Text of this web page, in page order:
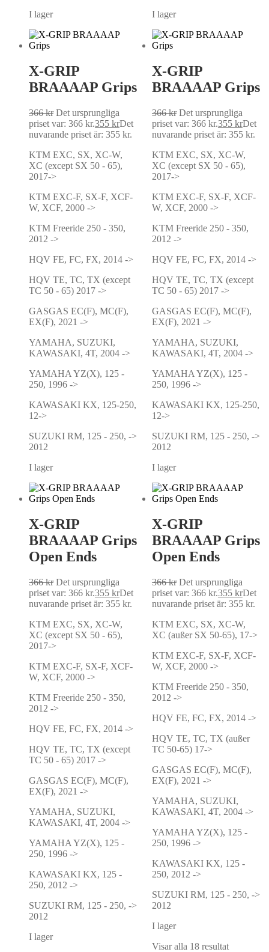
I lager I lager
X-GRIP
BRAAAAP Grips
366kr Det ursprungliga
priset var: 366 kr.355 krDet
nuvarande priset är: 355 kr.
KTM EXC, SX, XC-W,
XC (except SX 50 - 65),
2017->
KTM EXC-F, SX-F, XCF-
W, XCF, 2000 ->
KTM Freeride 250 - 350,
2012 ->
HQV FE, FC, FX, 2014 ->
HQV TE, TC, TX (except
TC 50 - 65) 2017 ->
GASGAS EC(F), MC(F),
EX(F), 2021 ->
YAMAHA, SUZUKI,
KAWASAKI, 4T, 2004 ->
YAMAHA YZ(X), 125 -
250, 1996 ->
KAWASAKI KX, 125-250,
12->
SUZUKI RM, 125 - 250, ->
2012
I lager
X-GRIP
BRAAAAP Grips
366kr Det ursprungliga
priset var: 366 kr.355 krDet
nuvarande priset är: 355 kr.
KTM EXC, SX, XC-W,
XC (except SX 50 - 65),
2017->
KTM EXC-F, SX-F, XCF-
W, XCF, 2000 ->
KTM Freeride 250 - 350,
2012 ->
HQV FE, FC, FX, 2014 ->
HQV TE, TC, TX (except
TC 50 - 65) 2017 ->
GASGAS EC(F), MC(F),
EX(F), 2021 ->
YAMAHA, SUZUKI,
KAWASAKI, 4T, 2004 ->
YAMAHA YZ(X), 125 -
250, 1996 ->
KAWASAKI KX, 125-250,
12->
SUZUKI RM, 125 - 250, ->
2012
I lager
X-GRIP
BRAAAAP Grips
Open Ends
366kr Det ursprungliga
priset var: 366 kr.355 krDet
nuvarande priset är: 355 kr.
KTM EXC, SX, XC-W,
XC (except SX 50 - 65),
2017->
KTM EXC-F, SX-F, XCF-
W, XCF, 2000 ->
KTM Freeride 250 - 350,
2012 ->
HQV FE, FC, FX, 2014 ->
HQV TE, TC, TX (except
TC 50 - 65) 2017 ->
GASGAS EC(F), MC(F),
EX(F), 2021 ->
YAMAHA, SUZUKI,
KAWASAKI, 4T, 2004 ->
YAMAHA YZ(X), 125 -
250, 1996 ->
KAWASAKI KX, 125 -
250, 2012 ->
SUZUKI RM, 125 - 250, ->
2012
I lager
X-GRIP
BRAAAAP Grips
Open Ends
366kr Det ursprungliga
priset var: 366 kr.355 krDet
nuvarande priset är: 355 kr.
KTM EXC, SX, XC-W,
XC (außer SX 50-65), 17->
KTM EXC-F, SX-F, XCF-
W, XCF, 2000 ->
KTM Freeride 250 - 350,
2012 ->
HQV FE, FC, FX, 2014 ->
HQV TE, TC, TX (außer
TC 50-65) 17->
GASGAS EC(F), MC(F),
EX(F), 2021 ->
YAMAHA, SUZUKI,
KAWASAKI, 4T, 2004 ->
YAMAHA YZ(X), 125 -
250, 1996 ->
KAWASAKI KX, 125 -
250, 2012 ->
SUZUKI RM, 125 - 250, ->
2012
I lager
Visar alla 18 resultat